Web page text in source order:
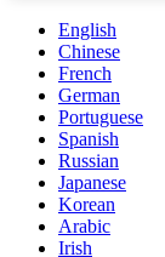
English
Chinese
French
German
Portuguese
Spanish
Russian
Japanese
Korean
Arabic
Irish